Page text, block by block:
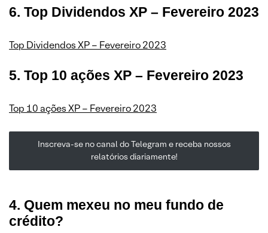
6. Top Dividendos XP – Fevereiro 2023
Top Dividendos XP – Fevereiro 2023
5. Top 10 ações XP – Fevereiro 2023
Top 10 ações XP – Fevereiro 2023
Inscreva-se no canal do Telegram e receba nossos
relatórios diariamente!
4. Quem mexeu no meu fundo de
crédito?